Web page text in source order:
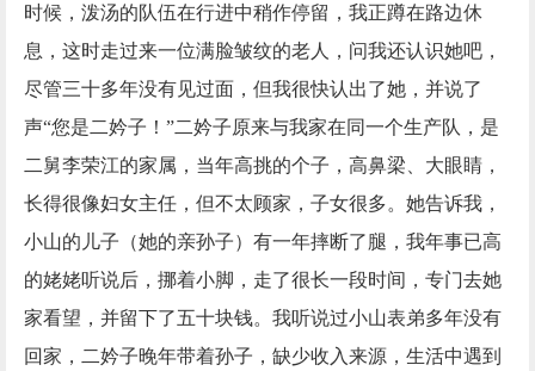
时候，泼汤的队伍在行进中稍作停留，我正蹲在路边休
息，这时走过来一位满脸皱纹的老人，问我还认识她吧，
尽管三十多年没有见过面，但我很快认出了她，并说了
声“您是二妗子！”二妗子原来与我家在同一个生产队，是
二舅李荣江的家属，当年高挑的个子，高鼻梁、大眼睛，
长得很像妇女主任，但不太顾家，子女很多。她告诉我，
小山的儿子（她的亲孙子）有一年摔断了腿，我年事已高
的姥姥听说后，挪着小脚，走了很长一段时间，专门去她
家看望，并留下了五十块钱。我听说过小山表弟多年没有
回家，二妗子晚年带着孙子，缺少收入来源，生活中遇到